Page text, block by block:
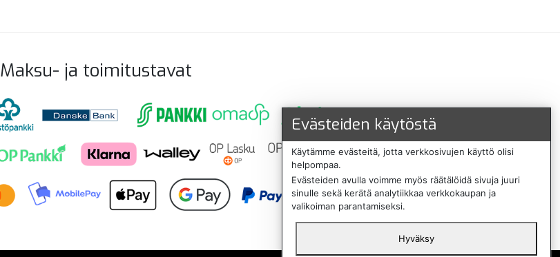
Maksu- ja toimitustavat
Evästeiden käytöstä
Käytämme evästeitä, jotta verkkosivujen käyttö olisi
helpompaa.
Evästeiden avulla voimme myös räätälöidä sivuja juuri
sinulle sekä kerätä analytiikkaa verkkokaupan ja
valikoiman parantamiseksi.
Hyväksy